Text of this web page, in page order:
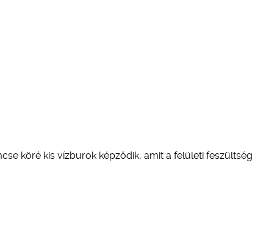
köré kis vízburok képződik, amit a felületi feszültség